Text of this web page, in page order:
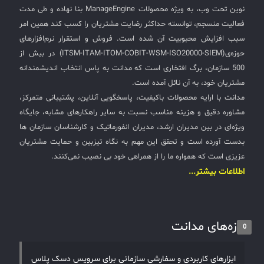
شبکه قرارست متصل شوند دارای سطح بالایی از دسترسی
هستند که به دسترسی ممتاز معروف است کنترل این
دسترسی‌ها امری بسیار حیاتی است که نمی‌توان از کنار آن
گذشت. فرایند مدیریت مجوز دسترسی از مباحث مهم و
کلیدی ISMS و ITIL است. تردیدی نیست که مدیریت
دسترسی همیشه برای سازمان‌ها مقوله‌ی حیاتی، امنیتی و
البته چالش‌برانگیزی است. هر سازمانی با پیمانکاران و
شرکت‌های پشتیبان و مشاوران زیادی در ارتباط است علاوه بر
آن کارشناسان فناوری و کاربرانی که در ایام دورکاری نیاز به
ریموت روی یک سرور خاص هستند کنترل دسترسی آنها و
ارایه مجوزات دسترسی و همچنین نظرات بر آنچه آنها در حال
انجامش هستند امری بسیار ضروری است. سوءاستفاده از حق
دسترسی یکی از محبوب‌ترین بردارهای حمله در بین
هکرهاست. سرویس ManageEngine PAM360 عرضه شده
تا از خطرات رو به رشد امنیتی با استفاده از برنامه مدیریت
نوین تحت وب، به ویژه محصولات ManageEngine بنا نهاده و طی مدت
فعالیت منسجم، توانسته حداکثر رضایت مشتریان را کسب کند همین امر
سبب افزایش محبوبیت آن شده است. فروش و استقرار نرم‌افزارهای
حوزه‌ی(ITSM-ITAM-ITOM-COBIT-WSM-ISO20000-SIEM) در بیش از
500 سازمان، برگ افتخاری است که مدانت به پاس انتخاب اندیشمندانه
مشتریان خود، به آن نائل آمده است.
مدانت با ارایه محصولات باکیفیت، پاسخگویی آنلاین، پشتیبانی متمرکز،
مشاوره دقیق و هزینه مناسب نسبت به سایر راهکارهای مشابه، جایگاه
ویژه‌ای در بین مدیران ارشد، مدیران انفورماتیک و کارشناسان سازمان ها
بدست آورده است و تحقق این مهم به نگاه تیزبین و حمایت مشتریان
عزیزی است که همواره ما را از همراهی خود بی نصیب نمی‌کنند.
اطلاعات بیشتر...
تازه‌های مدانت0
ابزارهای کاربردی و سفارشی سازمانی برای سرویس دسک پلاس
✧
سامانه مدیریت دارایی‌ها [Asset Explorer]
DDI
◉
ManageEngine Malware Protection Plus
سامانه مدیریت و مانیتورینگ شبکه